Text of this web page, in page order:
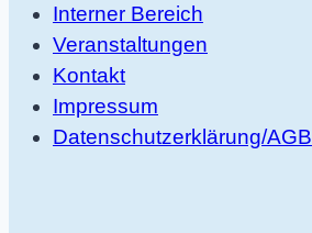
Interner Bereich
Veranstaltungen
Kontakt
Impressum
Datenschutzerklärung/AGB